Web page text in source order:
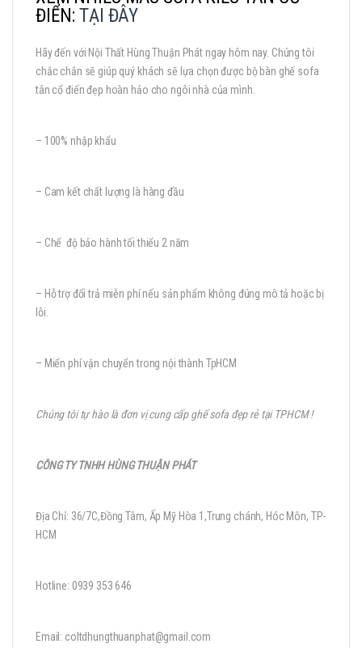
ĐIỂN:TẠI ĐÂY
Hãy đến với Nội Thất Hùng Thuận Phát ngay hôm nay. Chúng tôi
chắc chắn sẽ giúp quý khách sẽ lựa chọn được bộ bàn ghế sofa
tân cổ điển đẹp hoàn hảo cho ngôi nhà của mình.
– 100% nhập khẩu
– Cam kết chất lượng là hàng đầu
– Chế độ bảo hành tối thiểu 2 năm
– Hỗ trợ đổi trả miễn phí nếu sản phẩm không đúng mô tả hoặc bị
lỗi.
– Miển phí vận chuyển trong nội thành TpHCM
Chúng tôi tự hào là đơn vị cung cấp ghế sofa đẹp rẻ tại TPHCM !
CÔNG TY TNHH HÙNG THUẬN PHÁT
Địa Chỉ: 36/7C,Đồng Tâm, Ấp Mỹ Hòa 1,Trung chánh, Hóc Môn, TP-
HCM
Hotline: 0939 353 646
Email: coltdhungthuanphat@gmail.com